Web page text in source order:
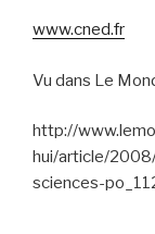
www.cned.fr
Vu dans Le
http://
hui/article/
sciences-